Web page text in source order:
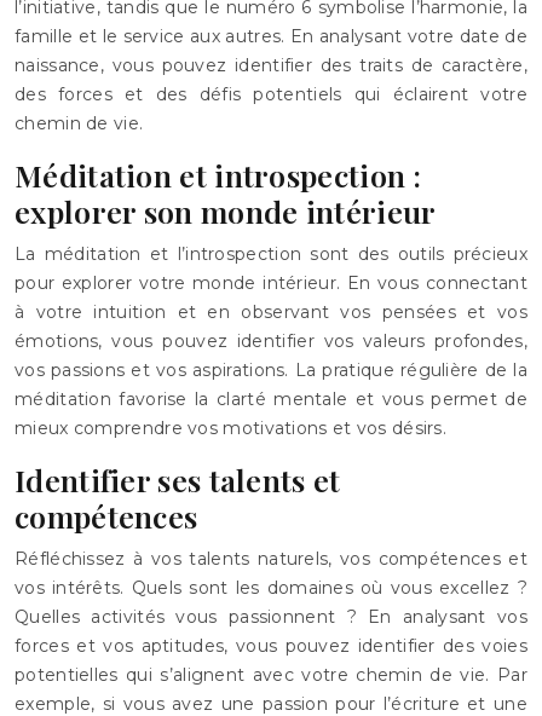
l’initiative, tandis que le numéro 6 symbolise l’harmonie, la
famille et le service aux autres. En analysant votre date de
naissance, vous pouvez identifier des traits de caractère,
des forces et des défis potentiels qui éclairent votre
chemin de vie.
Méditation et introspection :
explorer son monde intérieur
La méditation et l’introspection sont des outils précieux
pour explorer votre monde intérieur. En vous connectant
à votre intuition et en observant vos pensées et vos
émotions, vous pouvez identifier vos valeurs profondes,
vos passions et vos aspirations. La pratique régulière de la
méditation favorise la clarté mentale et vous permet de
mieux comprendre vos motivations et vos désirs.
Identifier ses talents et
compétences
Réfléchissez à vos talents naturels, vos compétences et
vos intérêts. Quels sont les domaines où vous excellez ?
Quelles activités vous passionnent ? En analysant vos
forces et vos aptitudes, vous pouvez identifier des voies
potentielles qui s’alignent avec votre chemin de vie. Par
exemple, si vous avez une passion pour l’écriture et une